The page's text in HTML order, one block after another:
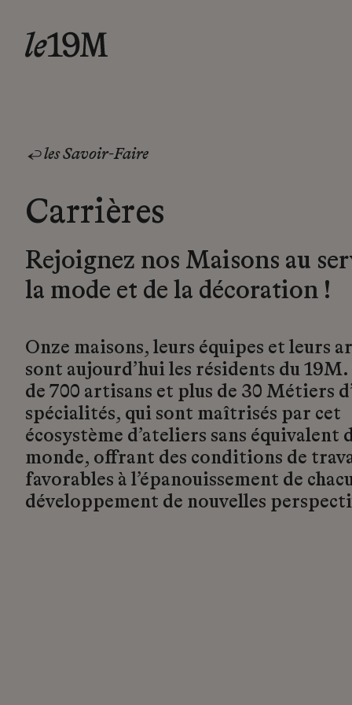
les Savoir-Faire
Carrières
Rejoignez nos Maisons au
la mode et de la décoration !
Onze maisons, leurs équipes et leurs
sont aujourd’hui les résidents du
de 700 artisans et plus de 30 Métiers
spécialités, qui sont maîtrisés par cet
écosystème d’ateliers sans équivalent
monde, offrant des conditions de
favorables à l’épanouissement de
développement de nouvelles